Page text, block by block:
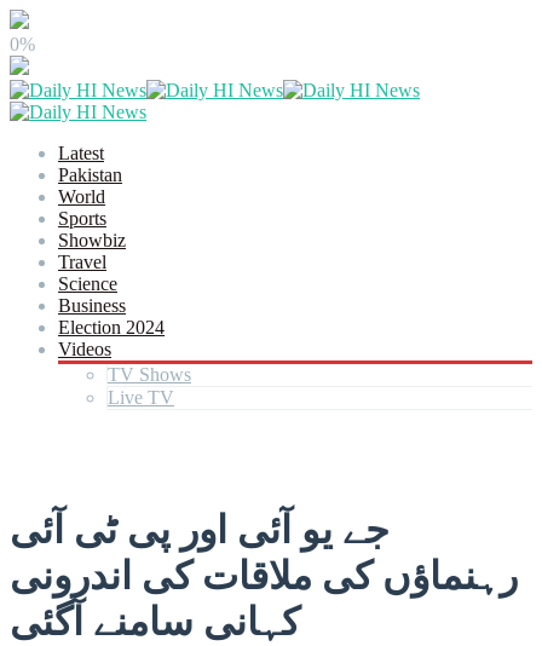
0%
Latest
Pakistan
World
Sports
Showbiz
Travel
Science
Business
Election 2024
Videos
TV Shows
Live TV
جے یو آئی اور پی ٹی آئی
رہنماؤں کی ملاقات کی اندرونی
کہانی سامنے آگئی